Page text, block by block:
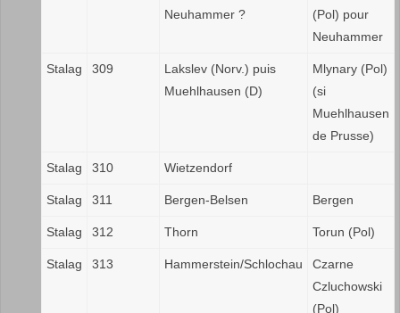
Neuhammer ?
(Pol) pour
Neuhammer
Stalag 309
Lakslev (Norv.) puis
Muehlhausen (D)
Mlynary (Pol)
(si
Muehlhausen
de Prusse)
Stalag 310 Wietzendorf
Stalag 311 Bergen-Belsen Bergen
Stalag 312 Thorn Torun (Pol)
Stalag 313 Hammerstein/Schlochau
Czarne
Czluchowski
(Pol)